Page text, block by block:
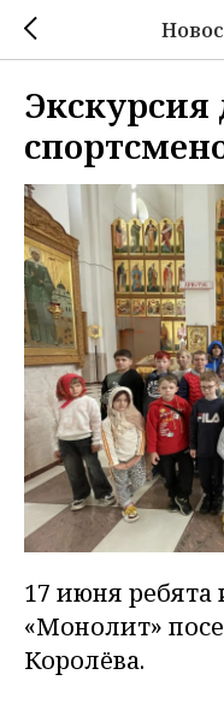
17 июня ребята
«Монолит»
Королёва.